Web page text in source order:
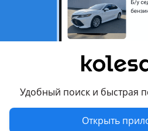
Удобный поиск и быстрая
Открыть
Коробка передач
Привод
Комментарий продавца